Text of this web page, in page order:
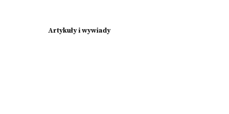
Artykuły i wywiady